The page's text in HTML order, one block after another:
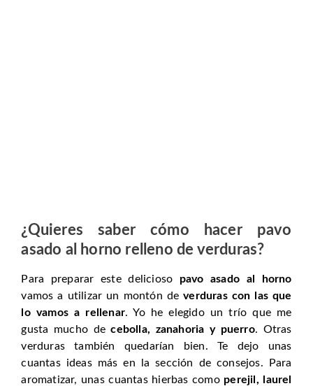
¿Quieres saber cómo hacer pavo
asado al horno relleno de verduras?
Para preparar este delicioso pavo asado al horno
vamos a utilizar un montón deverduras con las que
lo vamos a rellenar. Yo he elegido un trío que me
gusta mucho decebolla, zanahoria y puerro. Otras
verduras también quedarían bien. Te dejo unas
cuantas ideas más en la sección de consejos. Para
aromatizar, unas cuantas hierbas como perejil, laurel